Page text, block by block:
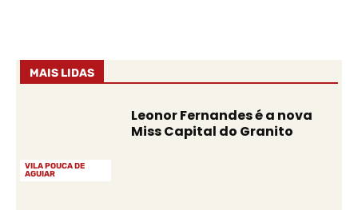
MAIS LIDAS
VILA POUCA DE
AGUIAR
Leonor Fernandes é a nova
Miss Capital do Granito